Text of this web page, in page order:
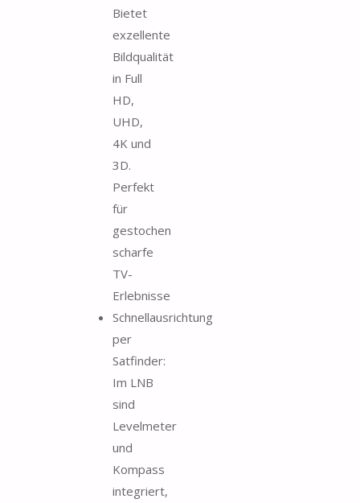
Bietet
exzellente
Bildqualität
in Full
HD,
UHD,
4K und
3D.
Perfekt
für
gestochen
scharfe
TV-
Erlebnisse
Schnellausrichtung
per
Satfinder:
Im LNB
sind
Levelmeter
und
Kompass
integriert,